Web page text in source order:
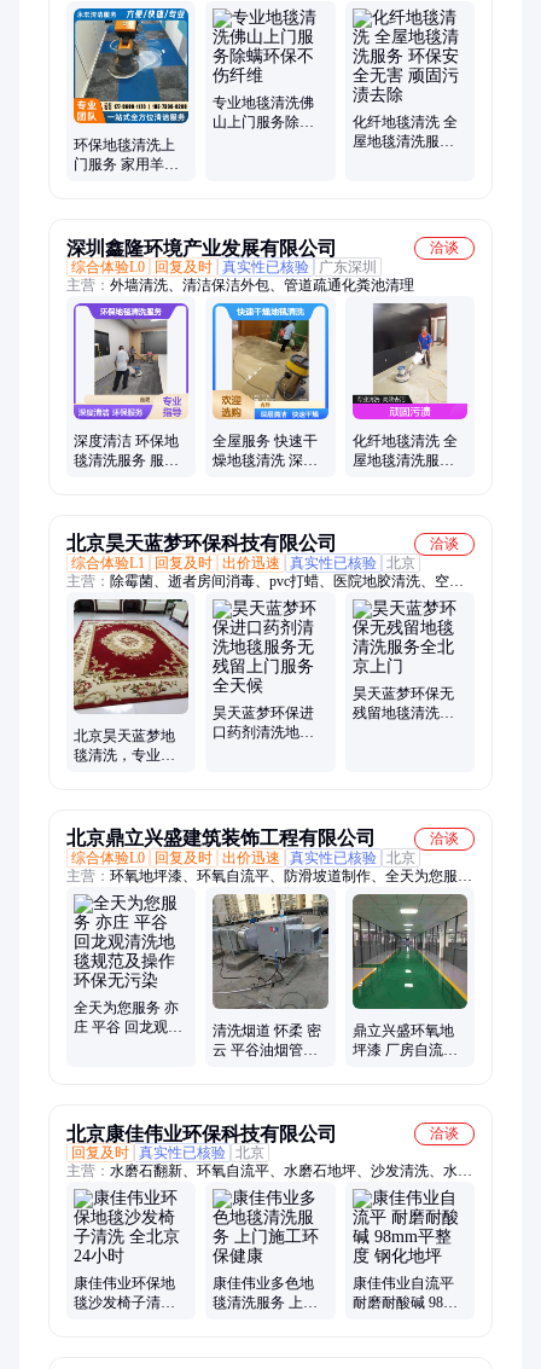
洗、厨房设备清洗、上门家政服务、下水道清洗、写字楼外墙清
洗、疏通下水道、地面抛光打蜡、石材翻新
环保地毯清洗上
门服务 家用羊毛
专业地毯清洗佛
山上门服务除螨
化纤地毯清洗 全
屋地毯清洗服务
深圳鑫隆环境产业发展有限公司
洽谈
综合体验L0
回复及时 真实性已核验
广东深圳
主营： 外墙清洗、清洁保洁外包、管道疏通化粪池清理
深度清洁 环保地
毯清洗服务 服务
全屋服务 快速干
燥地毯清洗 深层
化纤地毯清洗 全
屋地毯清洗服务
北京昊天蓝梦环保科技有限公司
洽谈
综合体验L1
回复及时 出价迅速 真实性已核验 北京
主营： 除霉菌、逝者房间消毒、pvc打蜡、医院地胶清洗、空调
清洗、布艺沙发清洗、清洗地毯、清洗床垫、地面清洗、麻石清
洗、机房保洁、地板打蜡、二手房深度清洁消毒、瓷砖美缝、实
验室保洁、高温消毒、新房除甲醛、水磨石翻新、大理石结晶、
地胶打蜡、开荒保洁、大理石翻新、别墅保洁、专业除胶
北京昊天蓝梦地
毯清洗，专业设
昊天蓝梦环保进
口药剂清洗地毯
昊天蓝梦环保无
残留地毯清洗服
北京鼎立兴盛建筑装饰工程有限公司
洽谈
综合体验L0
回复及时 出价迅速 真实性已核验 北京
主营： 环氧地坪漆、环氧自流平、防滑坡道制作、全天为您服
务、立邦漆刷墙、粉刷墙面、水泥自流平、刮腻子、水泥地面固
化、打隔断、旧房翻新刷漆、办公室装修、旧地坪翻新
全天为您服务 亦
庄 平谷 回龙观清
清洗烟道 怀柔 密
云 平谷油烟管道
鼎立兴盛环氧地
坪漆 厂房自流平
北京康佳伟业环保科技有限公司
洽谈
回复及时 真实性已核验 北京
主营： 水磨石翻新、环氧自流平、水磨石地坪、沙发清洗、水泥
砂浆地坪、彩色人造草坪
康佳伟业环保地
毯沙发椅子清洗
康佳伟业多色地
毯清洗服务 上门
康佳伟业自流平
耐磨耐酸碱 98mm